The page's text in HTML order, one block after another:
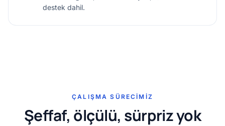
destek dahil.
ÇALIŞMA SÜRECIMIZ
Şeffaf, ölçülü, sürpriz yok